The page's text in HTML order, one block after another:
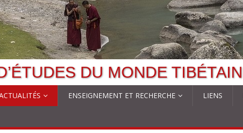
DU MONDE TIBÉTAIN
ENSEIGNEMENT ET RECHERCHE LIENS